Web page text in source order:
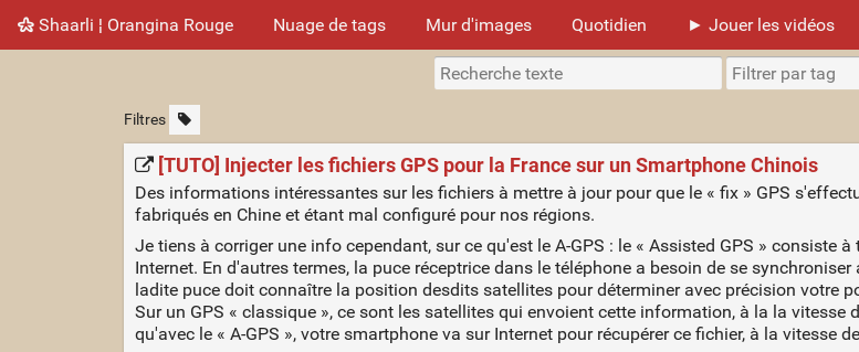
Shaarli ¦ Orangina Rouge Nuage de tags Mur d'images Quotidien ► Jouer les vidéos
Filtres
[TUTO] Injecter les fichiers GPS pour la France sur un Smartphone Chinois
Des informations intéressantes sur les fichiers à mettre à jour pour que le « fix » GPS
fabriqués en Chine et étant mal configuré pour nos régions.
Je tiens à corriger une info cependant, sur ce qu'est le A-GPS : le « Assisted GPS » consiste à
Internet. En d'autres termes, la puce réceptrice dans le téléphone a besoin de se
ladite puce doit connaître la position desdits satellites pour déterminer avec précision votre
Sur un GPS « classique », ce sont les satellites qui envoient cette information, à la la
qu'avec le « A-GPS », votre smartphone va sur Internet pour récupérer ce fichier, à la vitesse